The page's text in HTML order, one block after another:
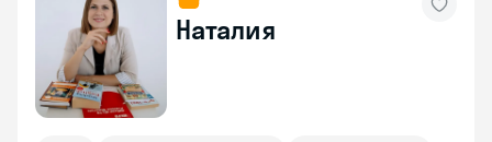
Наталия